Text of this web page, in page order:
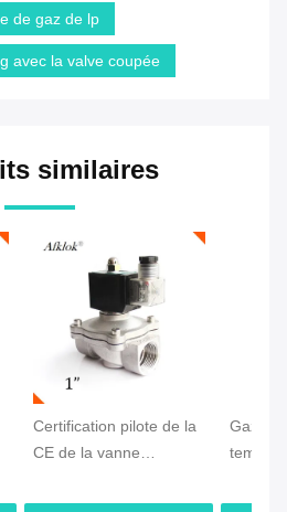
de gaz de lp
avec la valve coupée
similaires
Certification pilote de la
CE de la vanne
l'acier inoxydable Lpg
Gaz à